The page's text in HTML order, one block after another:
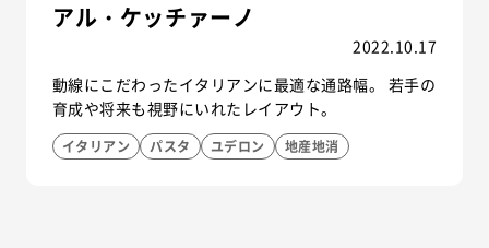
アル・ケッチァーノ
2022.10.17
動線にこだわったイタリアンに最適な通路幅。 若手の
育成や将来も視野にいれたレイアウト。
イタリアン パスタ ユデロン 地産地消